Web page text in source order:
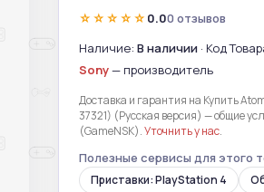
☆☆☆☆☆ 0.00 отзывов
Наличие: В наличии · Код
Sony— производитель
Доставка и гарантия на Купить
37321) (Русская версия) — общие
(GameNSK).Уточнить у нас.
Полезные сервисы для этого
Приставки: PlayStation 4